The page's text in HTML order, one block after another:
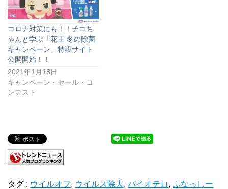
コロナ対策にも！！チコち
ゃんと学ぶ「花王 冬の除菌
キャンペーン」特設サイト
公開開始！！
2021年1月18日
キャンペーン・セール・コ
ンテスト
タグ : ウイルオフ, ウイルス除去, バイオテロ , ふなっしー